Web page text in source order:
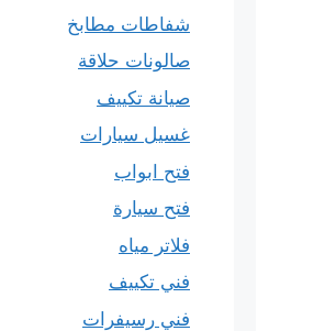
شفاطات مطابخ
صالونات حلاقة
صيانة تكييف
غسيل سيارات
فتح ابواب
فتح سيارة
فلاتر مياه
فني تكييف
فني رسيفرات